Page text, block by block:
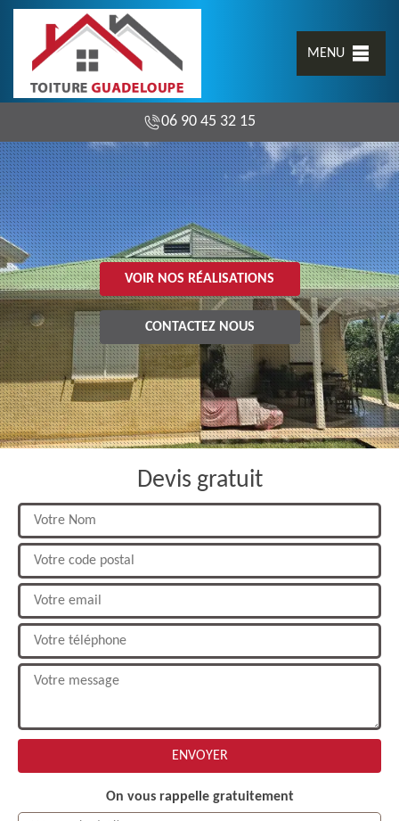
MENU
06 90 45 32 15
VOIR NOS RÉALISATIONS
CONTACTEZ NOUS
Devis gratuit
On vous rappelle gratuitement